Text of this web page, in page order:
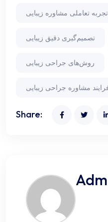
تجربه تعاملی مشاوره زیبایی
تصمیم‌گیری دقیق زیبایی
روش‌های جراحی زیبایی
مشاوره جراحی زیبایی
Share: